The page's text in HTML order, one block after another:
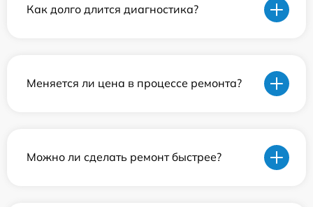
Как долго длится диагностика?
Меняется ли цена в процессе ремонта?
Можно ли сделать ремонт быстрее?